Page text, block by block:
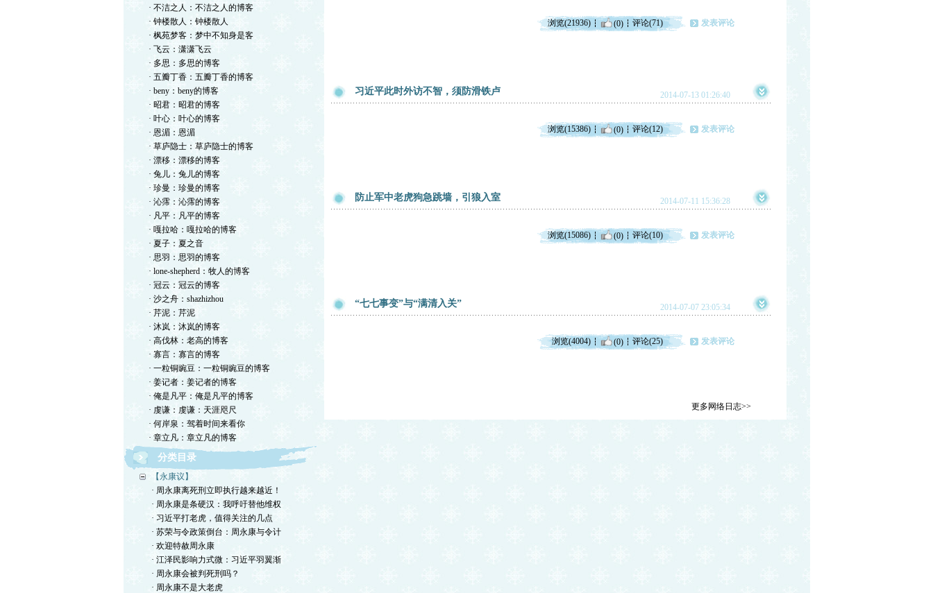
· 不洁之人：不洁之人的博客
· 钟楼散人：钟楼散人
· 枫苑梦客：梦中不知身是客
· 飞云：潇潇飞云
· 多思：多思的博客
· 五瓣丁香：五瓣丁香的博客
· beny：beny的博客
· 昭君：昭君的博客
· 叶心：叶心的博客
· 恩湄：恩湄
· 草庐隐士：草庐隐士的博客
· 漂移：漂移的博客
· 兔儿：兔儿的博客
· 珍曼：珍曼的博客
· 沁霈：沁霈的博客
· 凡平：凡平的博客
· 嘎拉哈：嘎拉哈的博客
· 夏子：夏之音
· 思羽：思羽的博客
· lone-shepherd：牧人的博客
· 冠云：冠云的博客
· 沙之舟：shazhizhou
· 芹泥：芹泥
· 沐岚：沐岚的博客
· 高伐林：老高的博客
· 寡言：寡言的博客
· 一粒铜豌豆：一粒铜豌豆的博客
· 姜记者：姜记者的博客
· 俺是凡平：俺是凡平的博客
· 虔谦：虔谦：天涯咫尺
· 何岸泉：驾着时间来看你
· 章立凡：章立凡的博客
分类目录
【永康议】
· 周永康离死刑立即执行越来越近！
· 周永康是条硬汉：我呼吁替他维权
· 习近平打老虎，值得关注的几点
· 苏荣与令政策倒台：周永康与令计
· 欢迎特赦周永康
· 江泽民影响力式微：习近平羽翼渐
· 周永康会被判死刑吗？
· 周永康不是大老虎
浏览(21936) (0) 评论(71) 发表评论
习近平此时外访不智，须防滑铁卢 2014-07-13 01:26:40
浏览(15386) (0) 评论(12) 发表评论
防止军中老虎狗急跳墙，引狼入室 2014-07-11 15:36:28
浏览(15086) (0) 评论(10) 发表评论
“七七事变”与“满清入关” 2014-07-07 23:05:34
浏览(4004) (0) 评论(25) 发表评论
更多网络日志>>